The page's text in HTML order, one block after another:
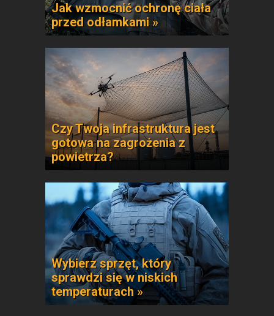
Jak wzmocnić ochronę ciała
przed odłamkami »
Czy Twoja infrastruktura jest
gotowa na zagrożenia z
powietrza?
Wybierz sprzęt, który
sprawdzi się w niskich
temperaturach »